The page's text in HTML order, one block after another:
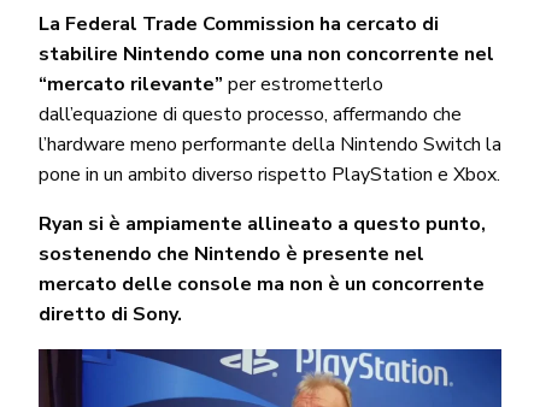
La Federal Trade Commission ha cercato di
stabilire Nintendo come una non concorrente nel
“mercato rilevante” per estrometterlo
dall’equazione di questo processo, affermando che
l’hardware meno performante della Nintendo Switch la
pone in un ambito diverso rispetto PlayStation e Xbox.
Ryan si è ampiamente allineato a questo punto,
sostenendo che Nintendo è presente nel
mercato delle console ma non è un concorrente
diretto di Sony.